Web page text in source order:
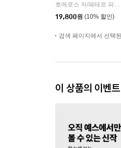
19,800원 (10% 할인)
검색 페이지에서 선택
이 상품의 이벤트